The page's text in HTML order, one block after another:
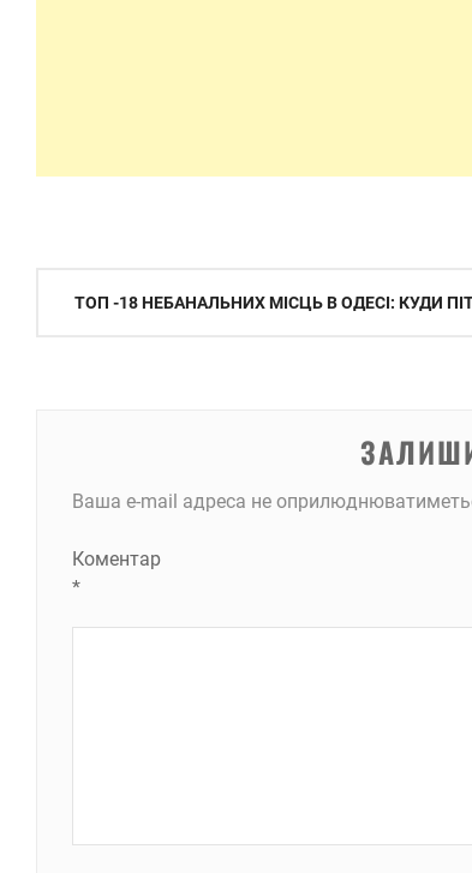
Навігація
ТОП -18 НЕБАНАЛЬНИХ МІСЦЬ В ОДЕСІ: КУДИ
Ваша e-mail адреса не
Коментар
*